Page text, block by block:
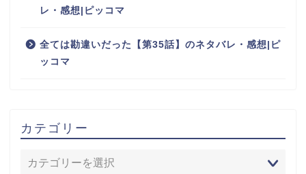
レ・感想|ピッコマ
全ては勘違いだった【第35話】のネタバレ・感想|ピ
ッコマ
カテゴリー